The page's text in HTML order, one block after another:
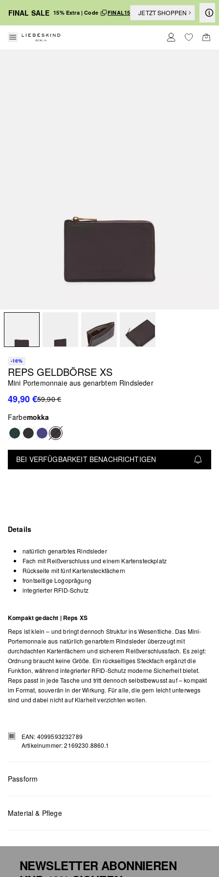
FINAL SALE 15% Extra | Code FINAL15 JETZT SHOPPEN
-16%
REPS GELDBÖRSE XS
Mini Portemonnaie aus genarbtem Rindsleder
49,90 €59,90 €
Farbemokka
BEI VERFÜGBARKEIT BENACHRICHTIGEN
Details
natürlich genarbtes Rindsleder
Fach mit Reißverschluss und einem Kartensteckplatz
Rückseite mit fünf Kartensteckfächern
frontseitige Logoprägung
integrierter RFID-Schutz
Kompakt gedacht | Reps XS
Reps ist klein – und bringt dennoch Struktur ins Wesentliche. Das Mini-
Portemonnaie aus natürlich genarbtem Rindsleder überzeugt mit
durchdachten Kartenfächern und sicherem Reißverschlussfach. Es zeigt:
Ordnung braucht keine Größe. Ein rückseitiges Steckfach ergänzt die
Funktion, während integrierter RFID-Schutz moderne Sicherheit bietet.
Reps passt in jede Tasche und tritt dennoch selbstbewusst auf – kompakt
im Format, souverän in der Wirkung. Für alle, die gern leicht unterwegs
sind und dabei nicht auf Klarheit verzichten wollen.
EAN: 4099593232789
Artikelnummer: 2169230.8860.1
Passform
Material & Pflege
NEWSLETTER ABONNIEREN